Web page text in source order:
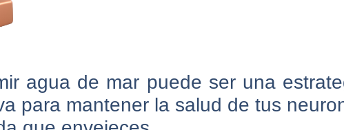
agua de mar puede ser una
para mantener la salud de tus